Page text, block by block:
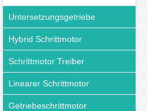
Untersetzungsgetriebe
Hybrid Schrittmotor
Schrittmotor Treiber
Linearer Schrittmotor
Getriebeschrittmotor